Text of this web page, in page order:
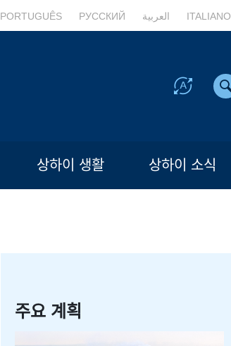
PORTUGUÊS РУССКИЙ العربية ITALIANO
상하이 생활 상하이 소식
주요 계획